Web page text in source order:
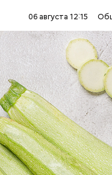
06 августа 12:15
контролем и
организма. Также
успокаивает,